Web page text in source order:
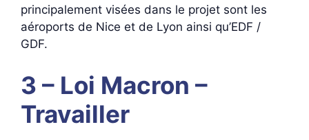
principalement visées dans le projet sont les
aéroports de Nice et de Lyon ainsi qu’EDF /
GDF.
3 – Loi Macron –
Travailler